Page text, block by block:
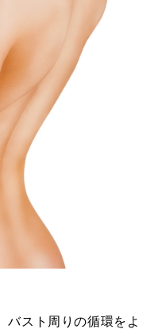
バスト周りの循環をよ